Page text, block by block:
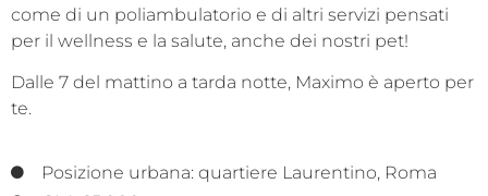
come di un poliambulatorio e di altri servizi pensati
per il wellness e la salute, anche dei nostri pet!
Dalle 7 del mattino a tarda notte, Maximo è aperto per
te.
Posizione urbana: quartiere Laurentino, Roma